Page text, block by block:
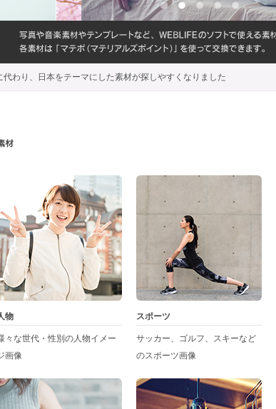
わり、日本をテーマにした素材が探しやすくなりました
物
々な世代・性別の人物イメー
画像
スポーツ
サッカー、ゴルフ、スキーなど
のスポーツ画像